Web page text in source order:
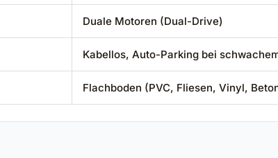
Duale Motoren (Dual-Drive)
Kabellos, Auto-Parking bei
Flachboden (PVC, Fliesen, Vinyl,